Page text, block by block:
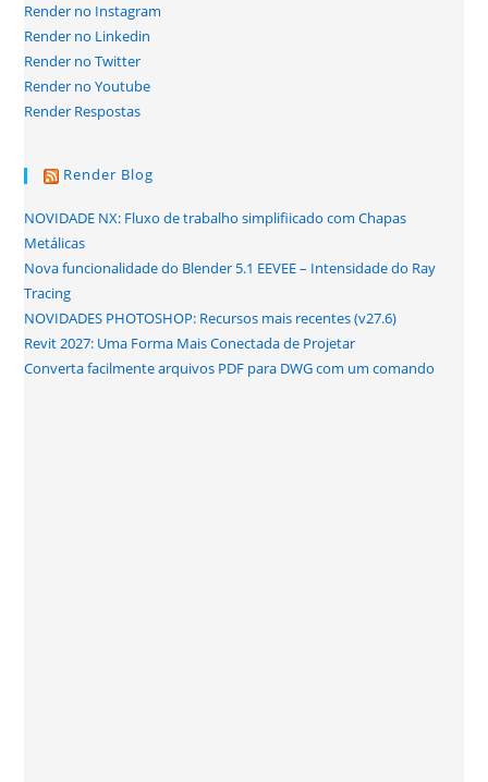
Render no Instagram
Render no Linkedin
Render no Twitter
Render no Youtube
Render Respostas
Render Blog
NOVIDADE NX: Fluxo de trabalho simplifiicado com Chapas
Metálicas
Nova funcionalidade do Blender 5.1 EEVEE – Intensidade do Ray
Tracing
NOVIDADES PHOTOSHOP: Recursos mais recentes (v27.6)
Revit 2027: Uma Forma Mais Conectada de Projetar
Converta facilmente arquivos PDF para DWG com um comando